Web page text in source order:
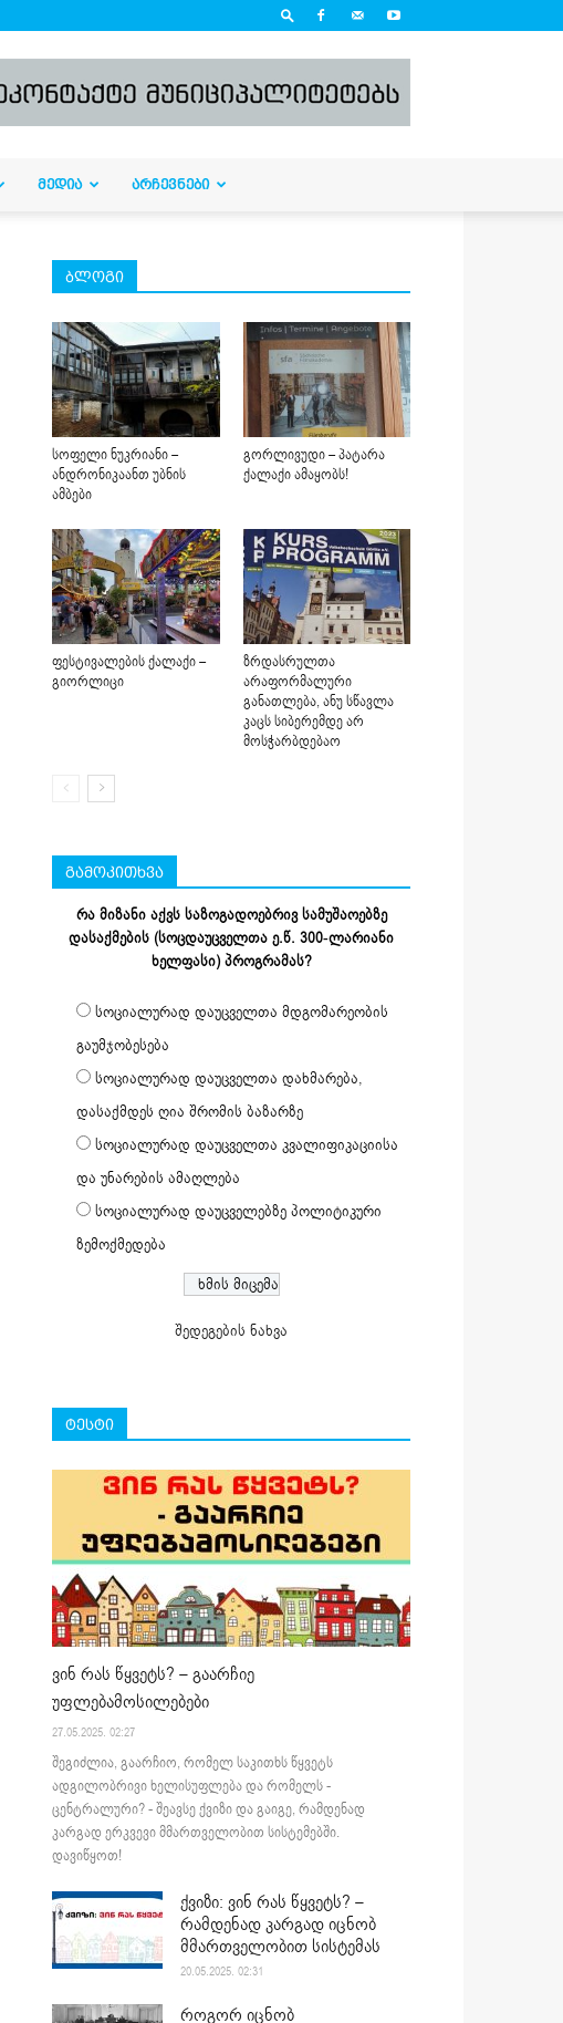
ᲛᲔᲓᲘᲐ ᲐᲠᲩᲔᲕᲜᲔᲑᲘ
ბლოგი
სოფელი ნუკრიანი –
ანდრონიკაანთ უბნის
ამბები
გორლივუდი – პატარა
ქალაქი ამაყობს!
ფესტივალების ქალაქი –
გიორლიცი
ზრდასრულთა
არაფორმალური
განათლება, ანუ სწავლა
კაცს სიბერემდე არ
მოსჭარბდებაო
გამოკითხვა
რა მიზანი აქვს საზოგადოებრივ სამუშაოებზე
დასაქმების (სოცდაუცველთა ე.წ. 300-ლარიანი
ხელფასი) პროგრამას?
სოციალურად დაუცველთა მდგომარეობის
გაუმჯობესება
სოციალურად დაუცველთა დახმარება,
დასაქმდეს ღია შრომის ბაზარზე
სოციალურად დაუცველთა კვალიფიკაციისა
და უნარების ამაღლება
სოციალურად დაუცველებზე პოლიტიკური
ზემოქმედება
შედეგების ნახვა
ტესტი
ვინ რას წყვეტს? – გაარჩიე
უფლებამოსილებები
27.05.2025. 02:27
შეგიძლია, გაარჩიო, რომელ საკითხს წყვეტს
ადგილობრივი ხელისუფლება და რომელს -
ცენტრალური? - შეავსე ქვიზი და გაიგე, რამდენად
კარგად ერკვევი მმართველობით სისტემებში.
დავიწყოთ!
ქვიზი: ვინ რას წყვეტს? –
რამდენად კარგად იცნობ
მმართველობით სისტემას
20.05.2025. 02:31
როგორ იცნობ